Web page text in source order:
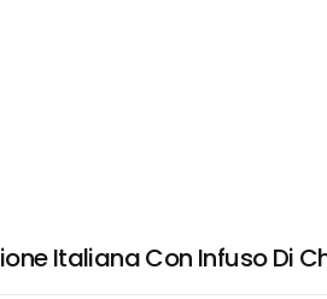
Italiana Con Infuso Di